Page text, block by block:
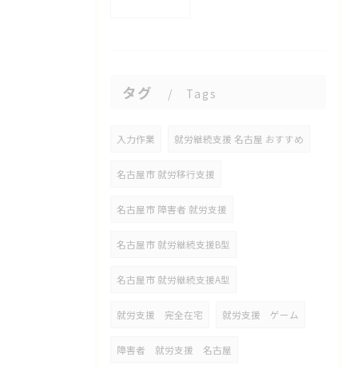
タグ Tags
入力作業 就労継続支援 名古屋 おすすめ
名古屋市 就労移行支援
名古屋市 障害者 就労支援
名古屋市 就労継続支援B型
名古屋市 就労継続支援A型
就労支援 完全在宅 就労支援 ゲーム
障害者 就労支援 名古屋